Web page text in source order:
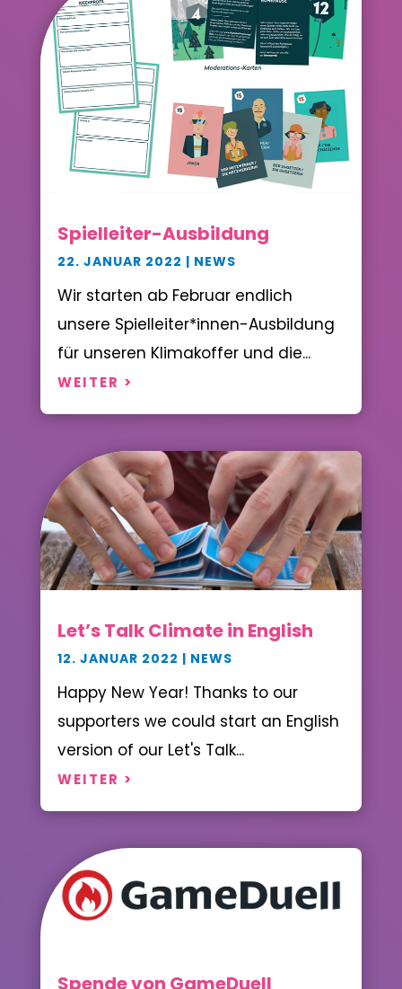
Spielleiter-Ausbildung
22. JANUAR 2022 | NEWS
Wir starten ab Februar endlich
unsere Spielleiter*innen-Ausbildung
für unseren Klimakoffer und die...
WEITER >
Let’s Talk Climate in English
12. JANUAR 2022 | NEWS
Happy New Year! Thanks to our
supporters we could start an English
version of our Let's Talk...
WEITER >
Spende von GameDuell